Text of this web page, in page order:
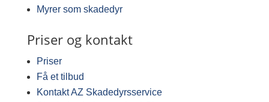
Myrer som skadedyr
Priser og kontakt
Priser
Få et tilbud
Kontakt AZ Skadedyrsservice